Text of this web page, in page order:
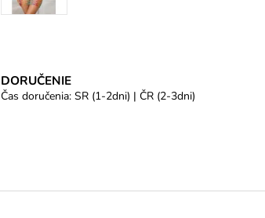
DORUČENIE
Čas doručenia: SR (1-2dni) | ČR (2-3dni)